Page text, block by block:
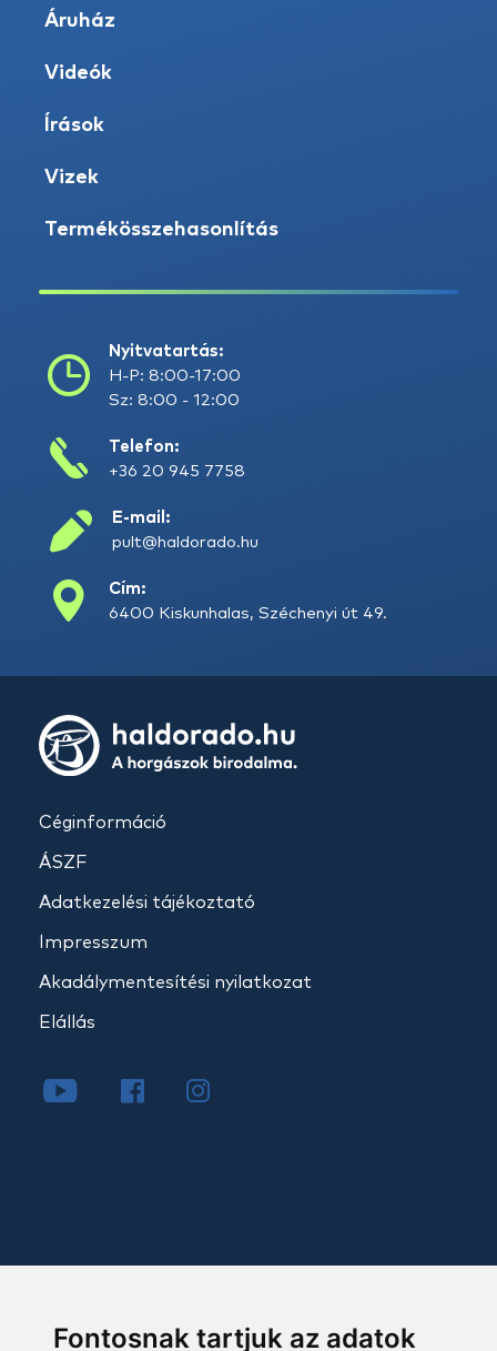
Fontosnak tartjuk az adatok
Áruház
Videók
Írások
Vizek
Termékösszehasonlítás
Nyitvatartás:
H-P: 8:00-17:00
Sz: 8:00 - 12:00
Telefon:
+36 20 945 7758
E-mail:
pult@haldorado.hu
Cím:
6400 Kiskunhalas, Széchenyi út 49.
Céginformáció
ÁSZF
Adatkezelési tájékoztató
Impresszum
Akadálymentesítési nyilatkozat
Elállás